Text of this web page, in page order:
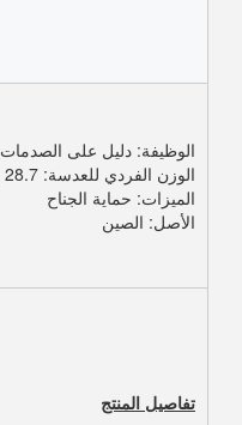
الوظيفة: دليل على الصدمات
الوزن الفردي للعدسة: 28.7 جرام
الميزات: حماية الجناح
الأصل: الصين
تفاصيل المنتج